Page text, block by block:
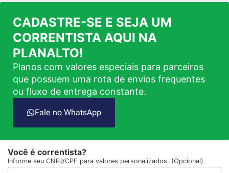
CADASTRE-SE E SEJA UM
CORRENTISTA AQUI NA
PLANALTO!
Planos com valores especiais para parceiros
que possuem uma rota de envios frequentes
ou fluxo de entrega constante.
Fale no WhatsApp
Você é correntista?
Informe seu CNPJ/CPF para valores personalizados. (Opcional)